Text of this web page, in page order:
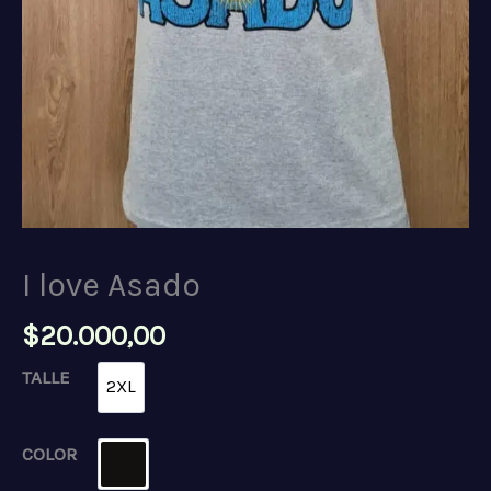
I love Asado
$20.000,00
TALLE 2XL
COLOR
NEGRO